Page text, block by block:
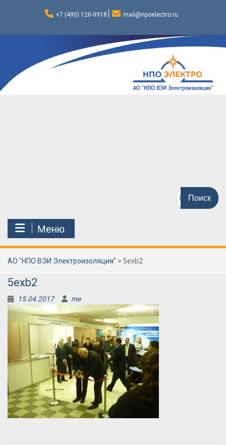
+7 (495) 120-9918 mail@npoelectro.ru
Поиск
по:
Меню
АО "НПО ВЭИ Электроизоляция" > 5exb2
5exb2
15.04.2017 me